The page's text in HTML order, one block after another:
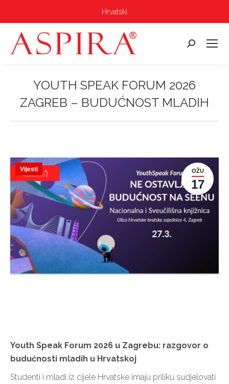
Hrvatski
Pretraga:
YOUTH SPEAK FORUM 2026
ZAGREB – BUDUĆNOST MLADIH
OŽU
17
Vijesti
Youth Speak Forum 2026 u Zagrebu: razgovor o
budućnosti mladih u Hrvatskoj
Studenti i mladi iz cijele Hrvatske imaju priliku sudjelovati